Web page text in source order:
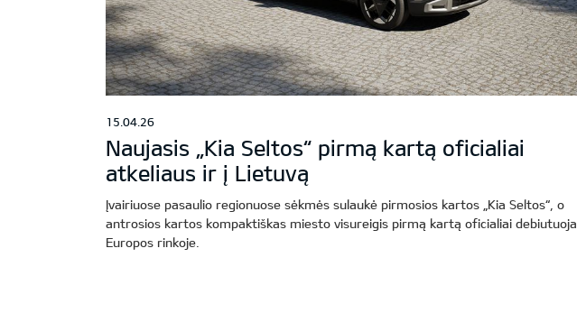
15.04.26
Naujasis „Kia Seltos“ pirmą kartą oficialiai
atkeliaus ir į Lietuvą
Įvairiuose pasaulio regionuose sėkmės sulaukė pirmosios kartos „Kia Seltos“, o
antrosios kartos kompaktiškas miesto visureigis pirmą kartą oficialiai debiutuoja
Europos rinkoje.